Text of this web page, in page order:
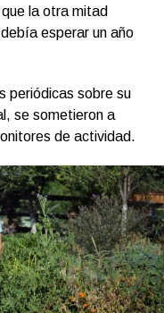
la otra mitad
esperar un año
periódicas sobre su
se sometieron a
de actividad.